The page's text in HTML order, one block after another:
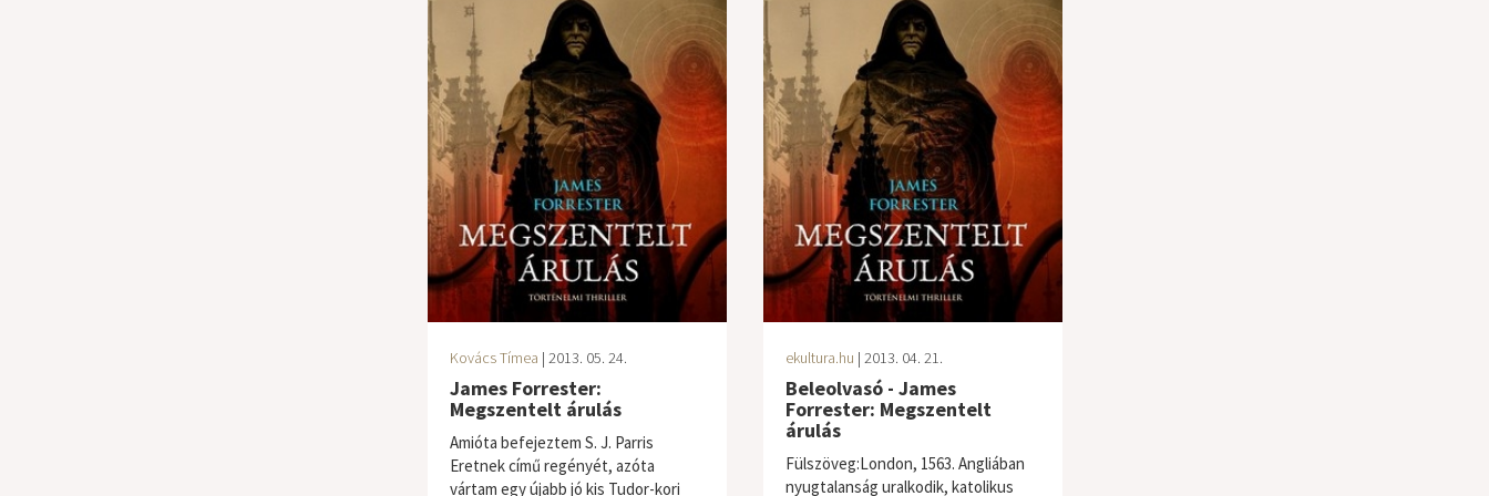
Kovács Tímea | 2013. 05. 24.
James Forrester:
Megszentelt árulás
Amióta befejeztem S. J. Parris
Eretnek című regényét, azóta
vártam egy újabb jó kis Tudor-kori
ekultura.hu | 2013. 04. 21.
Beleolvasó - James
Forrester: Megszentelt
árulás
Fülszöveg:London, 1563. Angliában
nyugtalanság uralkodik, katolikus